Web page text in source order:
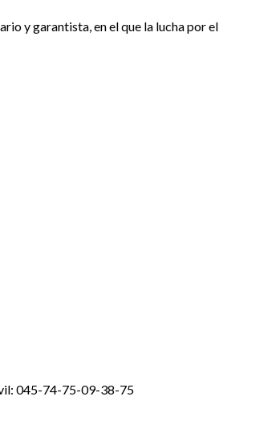
y garantista, en el que la lucha por el
045-74-75-09-38-75